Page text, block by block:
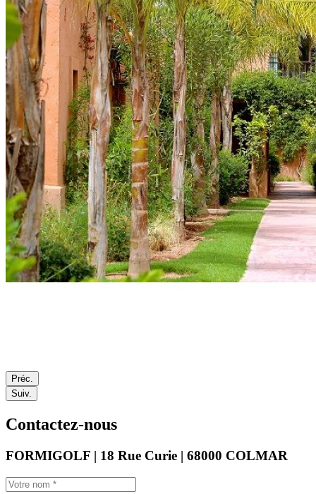
Préc.
Suiv.
Contactez-nous
FORMIGOLF | 18 Rue Curie | 68000 COLMAR